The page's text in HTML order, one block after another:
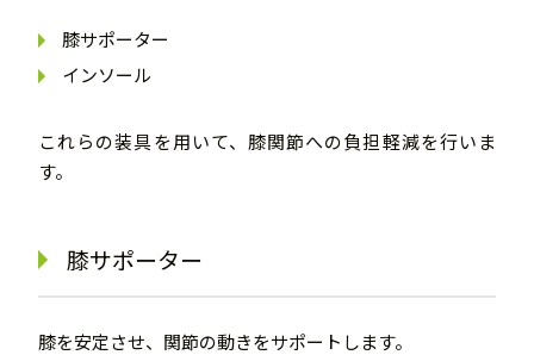
膝サポーター
インソール
これらの装具を用いて、膝関節への負担軽減を行いま
す。
膝サポーター
膝を安定させ、関節の動きをサポートします。